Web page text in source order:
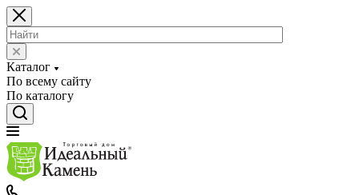
Каталог
По всему сайту
По каталогу